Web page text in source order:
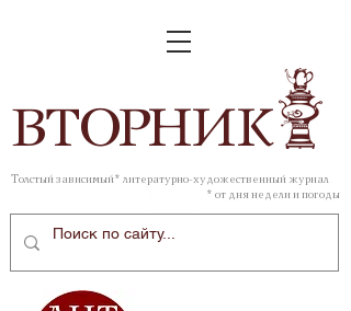
ВТОРНИК
Толстый зависимый* литературно-художественный журнал
* от дня недели и погоды